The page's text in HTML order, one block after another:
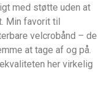
med støtte uden at
Min favorit til
velcrobånd – de
at tage af og på.
her virkelig